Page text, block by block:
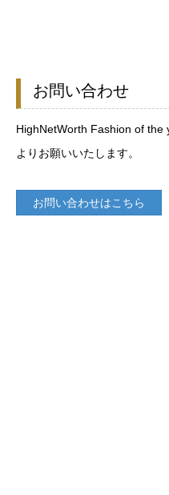
お問い合わせ
HighNetWorth Fashion of the
よりお願いいたします。
お問い合わせはこちら